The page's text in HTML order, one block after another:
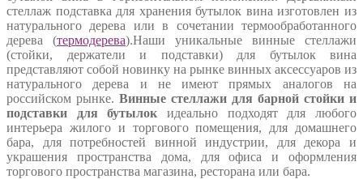
стеллаж подставка для хранения бутылок вина изготовлен из
натурального дерева или в сочетании термообработанного
дерева (термодерева).Наши уникальные винные стеллажи
(стойки, держатели и подставки) для бутылок вина
представляют собой новинку на рынке винных аксессуаров из
натурального дерева и не имеют прямых аналогов на
российском рынке. Винные стеллажи для барной стойки и
подставки для бутылок идеально подходят для любого
интерьера жилого и торгового помещения, для домашнего
бара, для потребностей винной индустрии, для декора и
украшения пространства дома, для офиса и оформления
торгового пространства магазина, ресторана или бара.